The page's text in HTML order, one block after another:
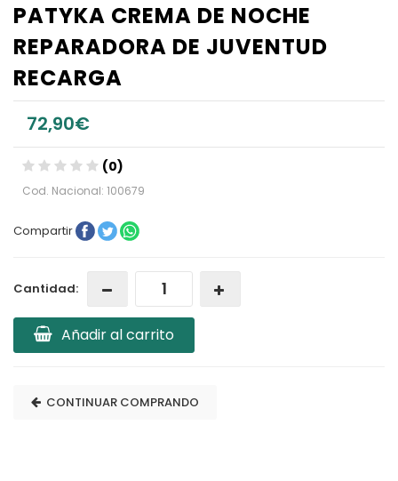
PATYKA CREMA DE NOCHE
REPARADORA DE JUVENTUD
RECARGA
72,90€
(0)
Cod. Nacional: 100679
Compartir
Cantidad:
Añadir al carrito
CONTINUAR COMPRANDO